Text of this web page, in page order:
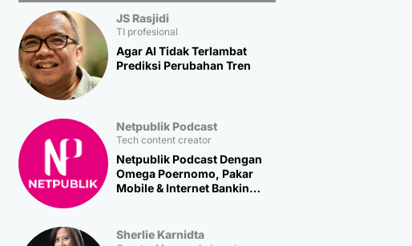
JS Rasjidi
TI profesional
Agar AI Tidak Terlambat
Prediksi Perubahan Tren
Netpublik Podcast
Tech content creator
Netpublik Podcast Dengan
Omega Poernomo, Pakar
Mobile & Internet Banking
Sherlie Karnidta